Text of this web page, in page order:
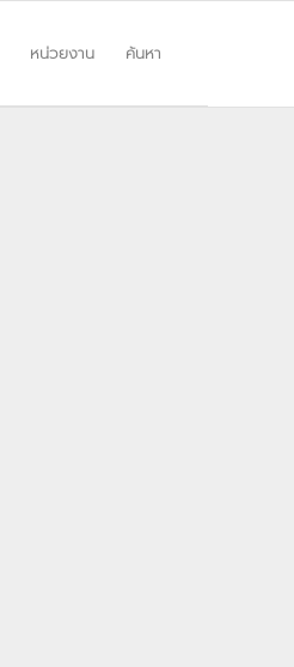
หน่วยงาน ค้นหา